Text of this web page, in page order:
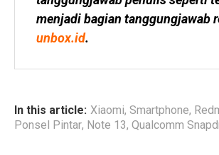
unbox.id.
In this article: Xiaomi, Smartphone,
Ponsel Pintar, Note 13, Qualcomm